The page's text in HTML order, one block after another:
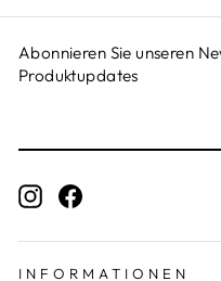
Abonnieren Sie unseren
Produktupdates
Instagram
INFORMATIONEN